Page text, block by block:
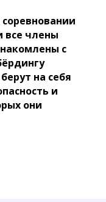
все члены
с
на себя
и
они